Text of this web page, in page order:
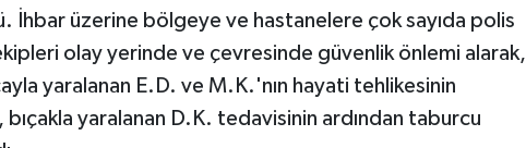
İhbar üzerine bölgeye ve hastanelere çok sayıda polis
olay yerinde ve çevresinde güvenlik önlemi alarak,
yaralanan E.D. ve M.K.'nın hayati tehlikesinin
yaralanan D.K. tedavisinin ardından taburcu